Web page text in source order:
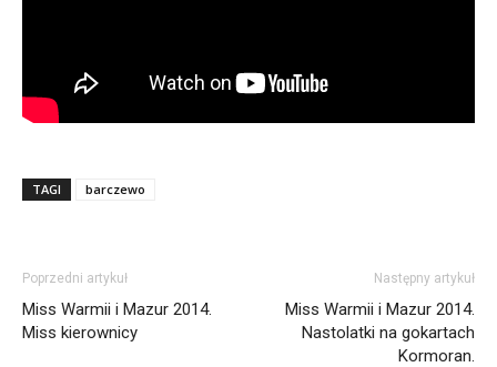
TAGI barczewo
Poprzedni artykuł
Miss Warmii i Mazur 2014.
Miss kierownicy
Następny artykuł
Miss Warmii i Mazur 2014.
Nastolatki na gokartach
Kormoran.